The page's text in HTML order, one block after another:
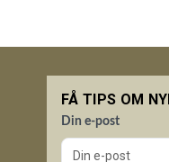
FÅ TIPS OM
Din e-post